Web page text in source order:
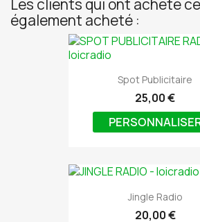
Les clients qui ont acheté
également acheté :
Spot Publicitaire
25,00 €
Jingle Radio
20,00 €